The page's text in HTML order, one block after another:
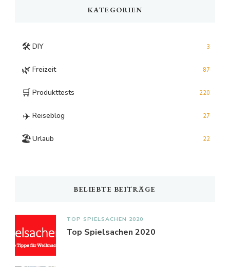
KATEGORIEN
🛠️ DIY 3
🌿 Freizeit 87
🛒 Produkttests 220
✈️ Reiseblog 27
🏖️Urlaub 22
BELIEBTE BEITRÄGE
TOP SPIELSACHEN 2020
Top Spielsachen 2020